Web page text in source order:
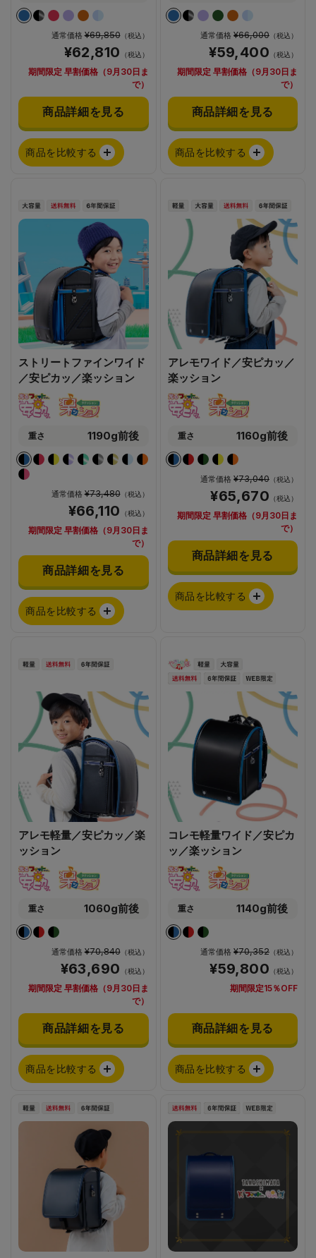
通常価格¥69,850（税込）
¥62,810 （税込）
期間限定 早割価格（9月30日ま
で）
商品詳細を見る
商品を比較する
通常価格 ¥66,000 （税込）
¥59,400 （税込）
期間限定 早割価格（9月30日ま
で）
商品詳細を見る
商品を比較する
ストリートファインワイド
／安ピカッ／楽ッション
重さ 1190g前後
通常価格¥73,480（税込）
¥66,110 （税込）
期間限定 早割価格（9月30日ま
で）
商品詳細を見る
商品を比較する
アレモワイド／安ピカッ／
楽ッション
重さ 1160g前後
通常価格 ¥73,040 （税込）
¥65,670 （税込）
期間限定 早割価格（9月30日ま
で）
商品詳細を見る
商品を比較する
アレモ軽量／安ピカッ／楽
ッション
重さ 1060g前後
通常価格¥70,840（税込）
¥63,690 （税込）
期間限定 早割価格（9月30日ま
で）
商品詳細を見る
商品を比較する
コレモ軽量ワイド／安ピカ
ッ／楽ッション
重さ 1140g前後
通常価格 ¥70,352 （税込）
¥59,800 （税込）
期間限定15％OFF
商品詳細を見る
商品を比較する